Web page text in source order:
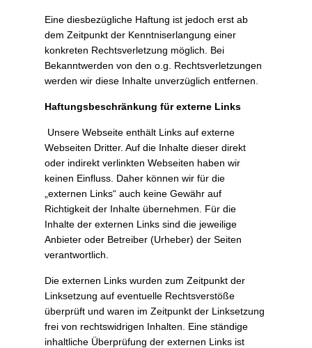
m
Eine diesbezügliche Haftung ist jedoch erst ab
dem Zeitpunkt der Kenntniserlangung einer
konkreten Rechtsverletzung möglich. Bei
Bekanntwerden von den o.g. Rechtsverletzungen
werden wir diese Inhalte unverzüglich entfernen.
Haftungsbeschränkung für externe Links
Unsere Webseite enthält Links auf externe
Webseiten Dritter. Auf die Inhalte dieser direkt
oder indirekt verlinkten Webseiten haben wir
keinen Einfluss. Daher können wir für die
„externen Links“ auch keine Gewähr auf
Richtigkeit der Inhalte übernehmen. Für die
Inhalte der externen Links sind die jeweilige
Anbieter oder Betreiber (Urheber) der Seiten
verantwortlich.
Die externen Links wurden zum Zeitpunkt der
Linksetzung auf eventuelle Rechtsverstöße
überprüft und waren im Zeitpunkt der Linksetzung
frei von rechtswidrigen Inhalten. Eine ständige
inhaltliche Überprüfung der externen Links ist